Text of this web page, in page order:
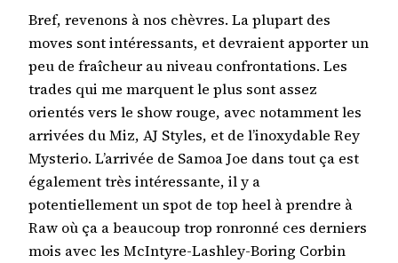
Bref, revenons à nos chèvres. La plupart des
moves sont intéressants, et devraient apporter un
peu de fraîcheur au niveau confrontations. Les
trades qui me marquent le plus sont assez
orientés vers le show rouge, avec notamment les
arrivées du Miz, AJ Styles, et de l’inoxydable Rey
Mysterio. L’arrivée de Samoa Joe dans tout ça est
également très intéressante, il y a
potentiellement un spot de top heel à prendre à
Raw où ça a beaucoup trop ronronné ces derniers
mois avec les McIntyre-Lashley-Boring Corbin